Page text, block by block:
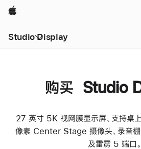
Apple
Studio Display
购买 Studio
27 英寸 5K 视网膜显示屏、支持桌
像素 Center Stage 摄像头、录音棚
及雷雳 5 端口。